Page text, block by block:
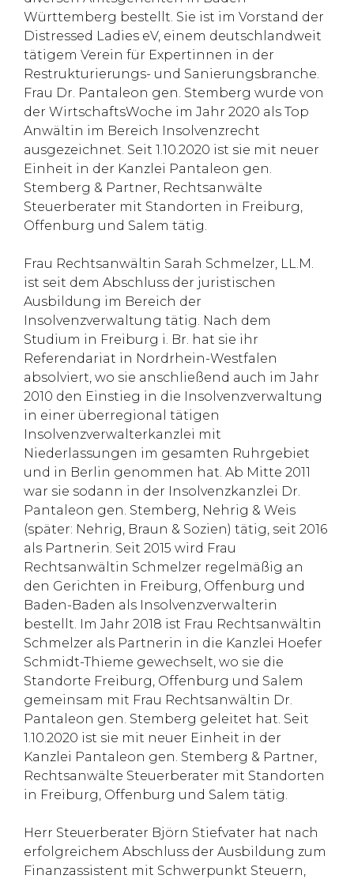
Württemberg bestellt. Sie ist im Vorstand der
Distressed Ladies eV, einem deutschlandweit
tätigem Verein für Expertinnen in der
Restrukturierungs- und Sanierungsbranche.
Frau Dr. Pantaleon gen. Stemberg wurde von
der WirtschaftsWoche im Jahr 2020 als Top
Anwältin im Bereich Insolvenzrecht
ausgezeichnet. Seit 1.10.2020 ist sie mit neuer
Einheit in der Kanzlei Pantaleon gen.
Stemberg & Partner, Rechtsanwälte
Steuerberater mit Standorten in Freiburg,
Offenburg und Salem tätig.
Frau Rechtsanwältin Sarah Schmelzer, LL.M.
ist seit dem Abschluss der juristischen
Ausbildung im Bereich der
Insolvenzverwaltung tätig. Nach dem
Studium in Freiburg i. Br. hat sie ihr
Referendariat in Nordrhein-Westfalen
absolviert, wo sie anschließend auch im Jahr
2010 den Einstieg in die Insolvenzverwaltung
in einer überregional tätigen
Insolvenzverwalterkanzlei mit
Niederlassungen im gesamten Ruhrgebiet
und in Berlin genommen hat. Ab Mitte 2011
war sie sodann in der Insolvenzkanzlei Dr.
Pantaleon gen. Stemberg, Nehrig & Weis
(später: Nehrig, Braun & Sozien) tätig, seit 2016
als Partnerin. Seit 2015 wird Frau
Rechtsanwältin Schmelzer regelmäßig an
den Gerichten in Freiburg, Offenburg und
Baden-Baden als Insolvenzverwalterin
bestellt. Im Jahr 2018 ist Frau Rechtsanwältin
Schmelzer als Partnerin in die Kanzlei Hoefer
Schmidt-Thieme gewechselt, wo sie die
Standorte Freiburg, Offenburg und Salem
gemeinsam mit Frau Rechtsanwältin Dr.
Pantaleon gen. Stemberg geleitet hat. Seit
1.10.2020 ist sie mit neuer Einheit in der
Kanzlei Pantaleon gen. Stemberg & Partner,
Rechtsanwälte Steuerberater mit Standorten
in Freiburg, Offenburg und Salem tätig.
Herr Steuerberater Björn Stiefvater hat nach
erfolgreichem Abschluss der Ausbildung zum
Finanzassistent mit Schwerpunkt Steuern,